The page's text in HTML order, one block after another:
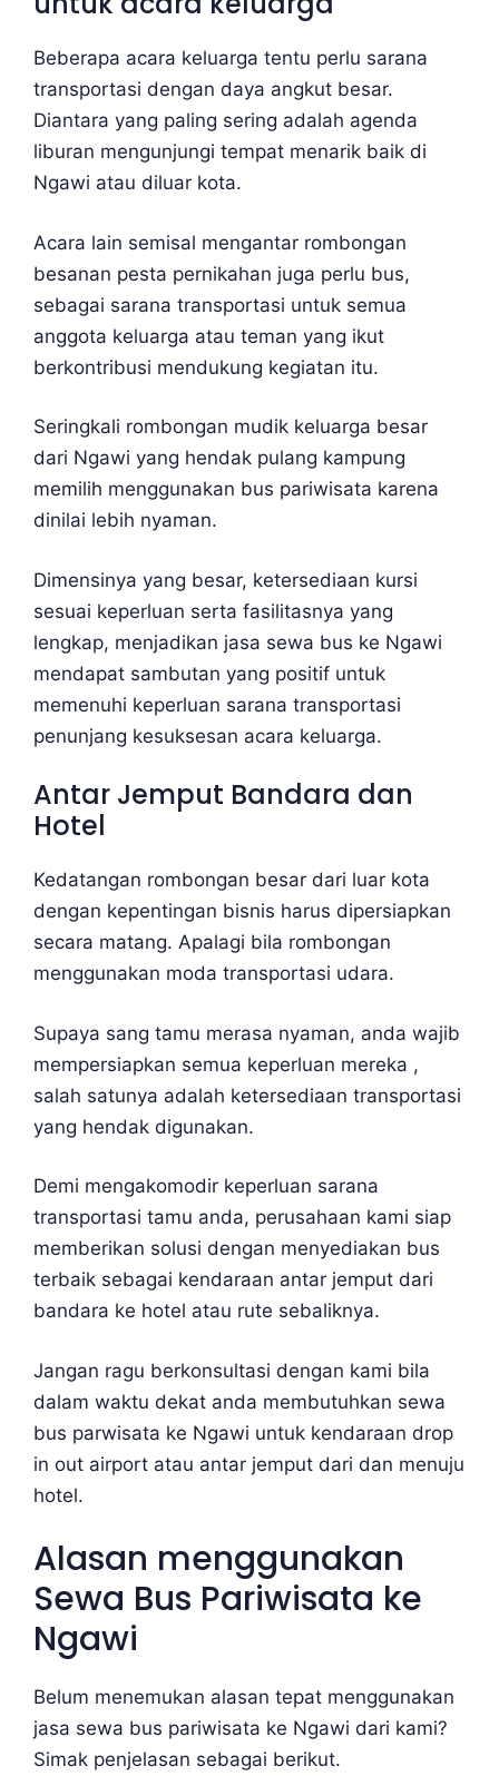
Beberapa acara keluarga tentu perlu sarana
transportasi dengan daya angkut besar.
Diantara yang paling sering adalah agenda
liburan mengunjungi tempat menarik baik di
Ngawi atau diluar kota.
Acara lain semisal mengantar rombongan
besanan pesta pernikahan juga perlu bus,
sebagai sarana transportasi untuk semua
anggota keluarga atau teman yang ikut
berkontribusi mendukung kegiatan itu.
Seringkali rombongan mudik keluarga besar
dari Ngawi yang hendak pulang kampung
memilih menggunakan bus pariwisata karena
dinilai lebih nyaman.
Dimensinya yang besar, ketersediaan kursi
sesuai keperluan serta fasilitasnya yang
lengkap, menjadikan jasa sewa bus ke Ngawi
mendapat sambutan yang positif untuk
memenuhi keperluan sarana transportasi
penunjang kesuksesan acara keluarga.
Antar Jemput Bandara dan
Hotel
Kedatangan rombongan besar dari luar kota
dengan kepentingan bisnis harus dipersiapkan
secara matang. Apalagi bila rombongan
menggunakan moda transportasi udara.
Supaya sang tamu merasa nyaman, anda wajib
mempersiapkan semua keperluan mereka ,
salah satunya adalah ketersediaan transportasi
yang hendak digunakan.
Demi mengakomodir keperluan sarana
transportasi tamu anda, perusahaan kami siap
memberikan solusi dengan menyediakan bus
terbaik sebagai kendaraan antar jemput dari
bandara ke hotel atau rute sebaliknya.
Jangan ragu berkonsultasi dengan kami bila
dalam waktu dekat anda membutuhkan sewa
bus parwisata ke Ngawi untuk kendaraan drop
in out airport atau antar jemput dari dan menuju
hotel.
Alasan menggunakan
Sewa Bus Pariwisata ke
Ngawi
Belum menemukan alasan tepat menggunakan
jasa sewa bus pariwisata ke Ngawi dari kami?
Simak penjelasan sebagai berikut.